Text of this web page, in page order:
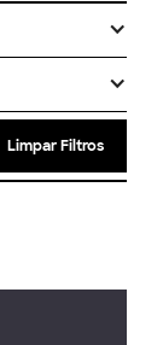
Limpar Filtros